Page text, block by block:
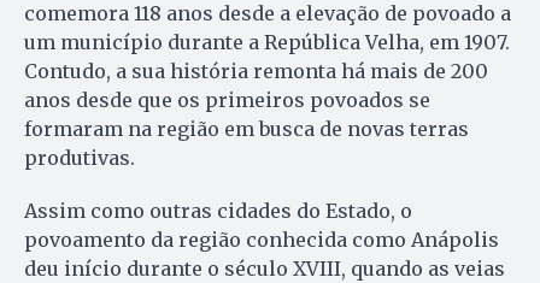
comemora 118 anos desde a elevação de povoado a
um município durante a República Velha, em 1907.
Contudo, a sua história remonta há mais de 200
anos desde que os primeiros povoados se
formaram na região em busca de novas terras
produtivas.
Assim como outras cidades do Estado, o
povoamento da região conhecida como Anápolis
deu início durante o século XVIII, quando as veias